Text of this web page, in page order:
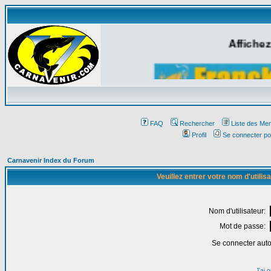
FAQ Rechercher
Liste des
Profil
Se connecter
Carnavenir Index du Forum
Veuillez entrer votre nom
Nom d'utilisateur:
Mot de passe:
Se connecter